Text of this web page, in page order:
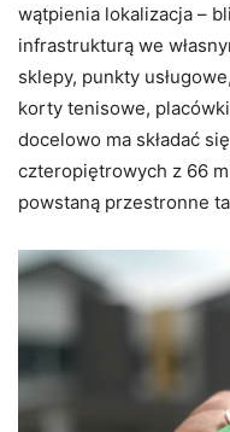
wątpienia lokalizacja –
infrastrukturą we
sklepy, punkty
korty tenisowe,
docelowo ma składać
czteropiętrowych z 66
powstaną przestronne